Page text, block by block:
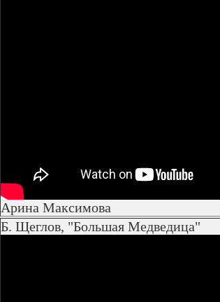
Арина Максимова
Б. Щеглов, "Большая Медведица"